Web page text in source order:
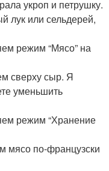
укроп и петрушку.
лук или сельдерей,
режим “Мясо” на
сверху сыр. Я
уменьшить
режим “Хранение
мясо по-французски